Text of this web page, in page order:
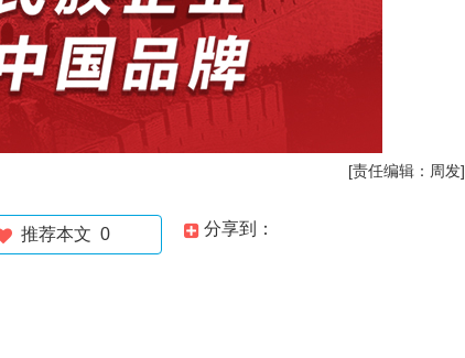
[责任编辑：周发]
分享到：
推荐本文 0